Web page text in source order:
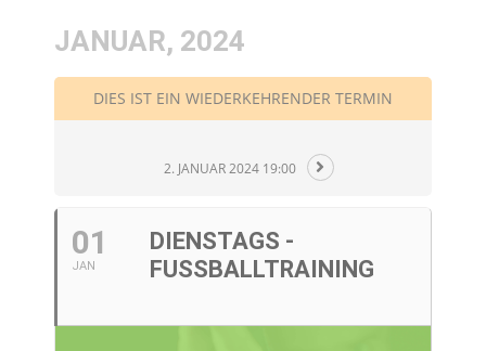
JANUAR, 2024
DIES IST EIN WIEDERKEHRENDER TERMIN
2. JANUAR 2024 19:00
01
JAN
DIENSTAGS -
FUSSBALLTRAINING